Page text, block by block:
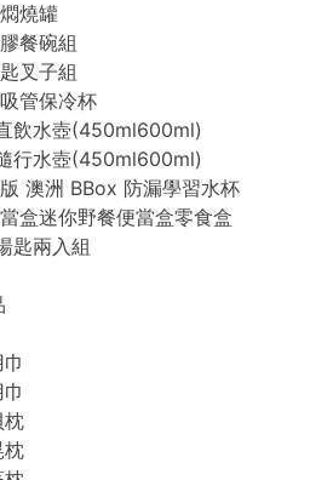
燒罐
餐碗組
叉子組
管保冷杯
飲水壺(450ml600ml)
行水壺(450ml600ml)
澳洲 BBox 防漏學習水杯
盒迷你野餐便當盒零食盒
匙兩入組
枕
枕